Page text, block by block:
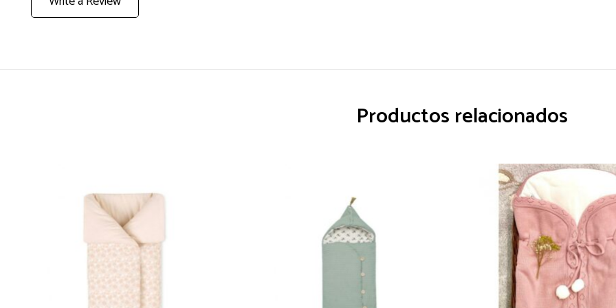
Productos relacionados